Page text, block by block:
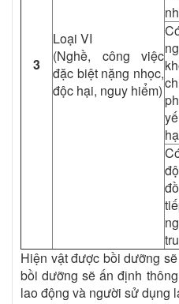
3
Loại VI
(Nghề, công việc
đặc biệt nặng nhọc,
độc hại, nguy hiểm)
Hiện vật được bồi dưỡng
bồi dưỡng sẽ ấn định
lao động và người sử dụng